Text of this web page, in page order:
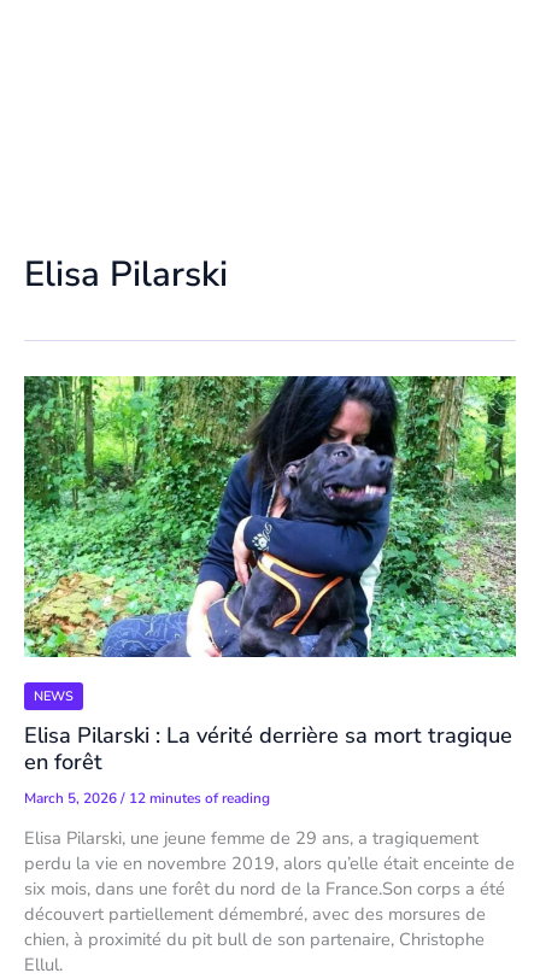
Elisa Pilarski
NEWS
Elisa Pilarski : La vérité derrière sa mort tragique
en forêt
March 5, 2026/ 12 minutes of reading
Elisa Pilarski, une jeune femme de 29 ans, a tragiquement
perdu la vie en novembre 2019, alors qu’elle était enceinte de
six mois, dans une forêt du nord de la France.Son corps a été
découvert partiellement démembré, avec des morsures de
chien, à proximité du pit bull de son partenaire, Christophe
Ellul.